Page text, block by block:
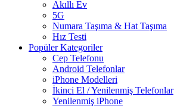
Akıllı Ev
5G
Numara Taşıma & Hat Taşıma
Hız Testi
Popüler Kategoriler
Cep Telefonu
Android Telefonlar
iPhone Modelleri
İkinci El / Yenilenmiş Telefonlar
Yenilenmiş iPhone